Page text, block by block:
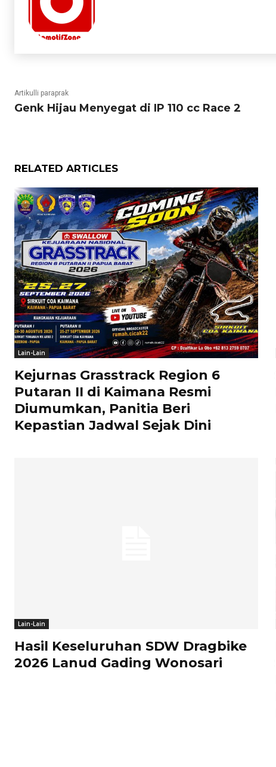
Artikulli paraprak
Genk Hijau Menyegat di IP 110 cc Race 2
RELATED ARTICLES
Lain-Lain
Kejurnas Grasstrack Region 6
Putaran II di Kaimana Resmi
Diumumkan, Panitia Beri
Kepastian Jadwal Sejak Dini
Lain-Lain
Hasil Keseluruhan SDW Dragbike
2026 Lanud Gading Wonosari